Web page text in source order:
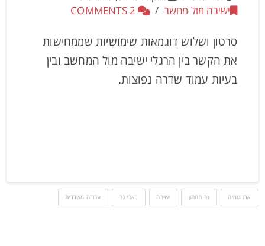
ישיבה מול מחשב
2 COMMENTS
סרטון ושלוש דוגמאות שימושיות שממחישות
את הקשר בין הרגלי ישיבה מול המחשב ובין
בעיות עמוד שדרה נפוצות.
ארגונומיה גב תחתון ישיבה כאבי גב עבודה משרדית